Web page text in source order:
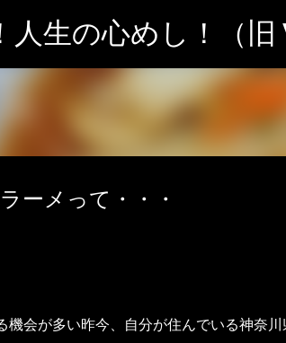
スキ
生の心めし！（旧
ーメって・・・
機会が多い昨今、自分が住んでいる神奈川